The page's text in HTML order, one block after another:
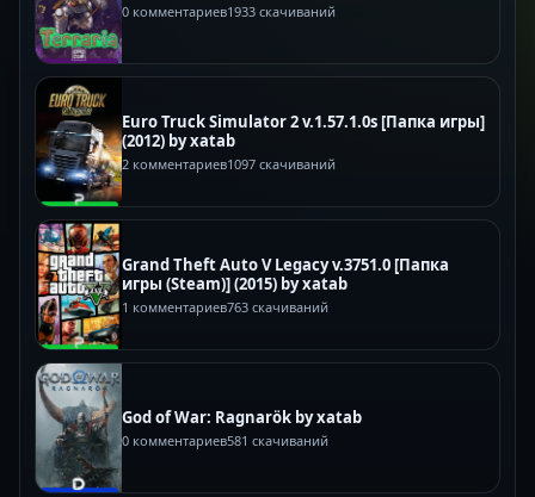
0 комментариев1933 скачиваний
Euro Truck Simulator 2 v.1.57.1.0s [Папка игры]
(2012) by xatab
2 комментариев1097 скачиваний
Grand Theft Auto V Legacy v.3751.0 [Папка
игры (Steam)] (2015) by xatab
1 комментариев763 скачиваний
God of War: Ragnarök by xatab
0 комментариев581 скачиваний